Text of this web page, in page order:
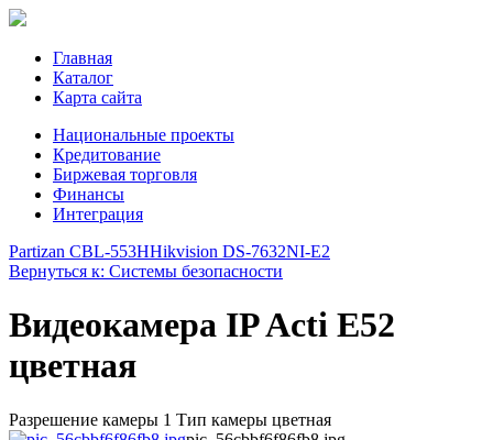
Главная
Каталог
Карта сайта
Национальные проекты
Кредитование
Биржевая торговля
Финансы
Интеграция
Partizan CBL-553HHikvision DS-7632NI-E2
Вернуться к: Системы безопасности
Видеокамера IP Acti E52
цветная
Разрешение камеры 1 Тип камеры цветная